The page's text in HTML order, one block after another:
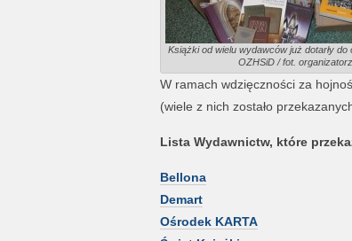
Książki od wielu wydawców już dotarły do
OZHSiD / fot.
W ramach wdzięczności za
(wiele z nich zostało
Lista Wydawnictw, które
Bellona
Demart
Ośrodek KARTA